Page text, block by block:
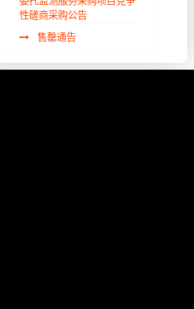
性磋商采购公告
售罄通告